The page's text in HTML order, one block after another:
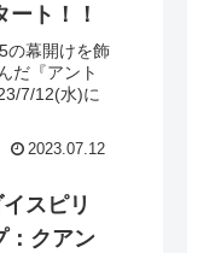
ト！！
の幕開けを飾
だ『アント
7/12(水)に
2023.07.12
スピリ
：クアン